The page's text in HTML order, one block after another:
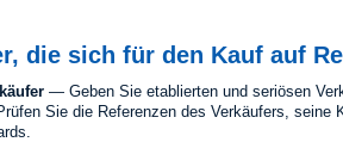
die sich für den Kauf auf
— Geben Sie etablierten und seriösen
Sie die Referenzen des Verkäufers, seine